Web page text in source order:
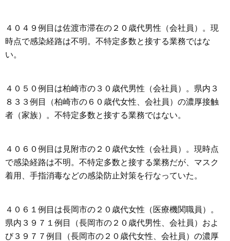
４０４９例目は佐渡市滞在の２０歳代男性（会社員）。現
時点で感染経路は不明。不特定多数と接する業務ではな
い。
４０５０例目は柏崎市の３０歳代男性（会社員）。県内３
８３３例目（柏崎市の６０歳代女性、会社員）の濃厚接触
者（家族）。不特定多数と接する業務ではない。
４０６０例目は見附市の２０歳代女性（会社員）。現時点
で感染経路は不明。不特定多数と接する業務だが、マスク
着用、手指消毒などの感染防止対策を行なっていた。
４０６１例目は長岡市の２０歳代女性（医療機関職員）。
県内３９７１例目（長岡市の２０歳代男性、会社員）およ
び３９７７例目（長岡市の２０歳代女性、会社員）の濃厚